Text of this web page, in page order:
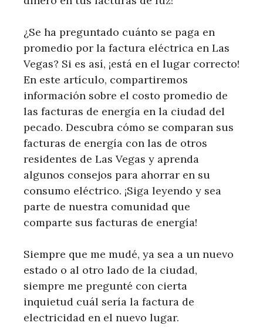
¿Se ha preguntado cuánto se paga en
promedio por la factura eléctrica en Las
Vegas? Si es así, ¡está en el lugar correcto!
En este artículo, compartiremos
información sobre el costo promedio de
las facturas de energía en la ciudad del
pecado. Descubra cómo se comparan sus
facturas de energía con las de otros
residentes de Las Vegas y aprenda
algunos consejos para ahorrar en su
consumo eléctrico. ¡Siga leyendo y sea
parte de nuestra comunidad que
comparte sus facturas de energía!
Siempre que me mudé, ya sea a un nuevo
estado o al otro lado de la ciudad,
siempre me pregunté con cierta
inquietud cuál sería la factura de
electricidad en el nuevo lugar.